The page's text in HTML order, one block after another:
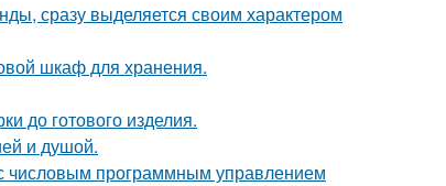
сразу выделяется своим характером
шкаф для хранения.
до готового изделия.
и душой.
числовым программным управлением